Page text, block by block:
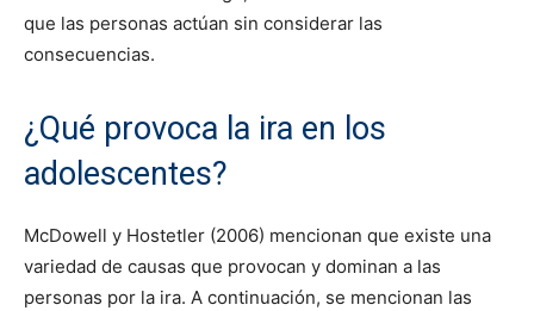
que las personas actúan sin considerar las
consecuencias.
¿Qué provoca la ira en los
adolescentes?
McDowell y Hostetler (2006) mencionan que existe una
variedad de causas que provocan y dominan a las
personas por la ira. A continuación, se mencionan las